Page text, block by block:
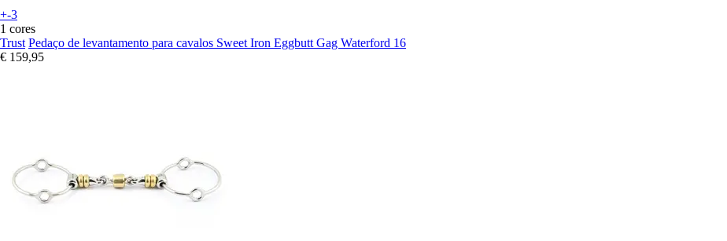
+-3
1 cores
Trust Pedaço de levantamento para cavalos Sweet Iron Eggbutt Gag Waterford 16
€ 159,95